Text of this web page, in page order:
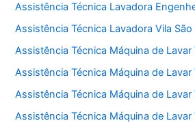
Assistência Técnica Lavadora
Assistência Técnica Lavadora Vila São
Assistência Técnica Máquina de
Assistência Técnica Máquina de Lavar
Assistência Técnica Máquina de Lavar
Assistência Técnica Máquina de Lavar